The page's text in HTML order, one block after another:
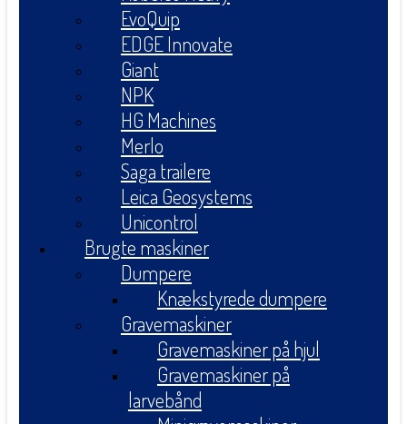
EvoQuip
EDGE Innovate
Giant
NPK
HG Machines
Merlo
Saga trailere
Leica Geosystems
Unicontrol
Brugte maskiner
Dumpere
Knækstyrede dumpere
Gravemaskiner
Gravemaskiner på hjul
Gravemaskiner på
larvebånd